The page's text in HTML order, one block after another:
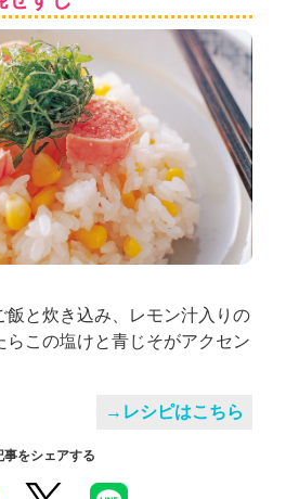
飯と炊き込み、レモン汁入りの
らこの塩けと青じそがアクセン
→レシピはこちら
事をシェアする